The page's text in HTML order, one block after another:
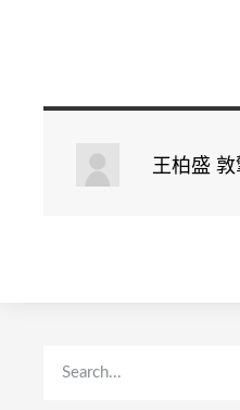
王柏盛